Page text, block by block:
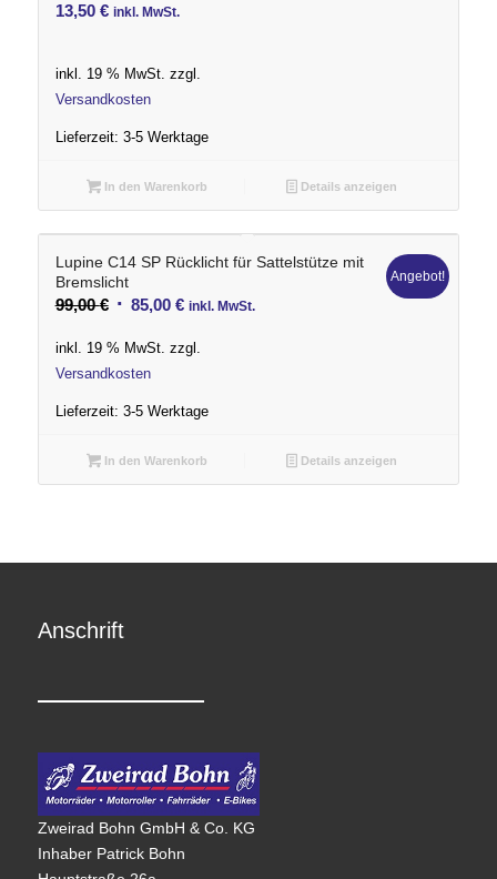
13,50 € inkl. MwSt.
inkl. 19 % MwSt. zzgl.
Versandkosten
Lieferzeit: 3-5 Werktage
In den Warenkorb Details anzeigen
Lupine C14 SP Rücklicht für Sattelstütze mit
Bremslicht
99,00€ Ursprünglicher
war:
99,00 €
85,00 €Aktueller
ist:
inkl. MwSt.
Angebot!
inkl. 19 % MwSt. zzgl.
Versandkosten
Lieferzeit: 3-5 Werktage
In den Warenkorb Details anzeigen
Anschrift
Zweirad Bohn GmbH & Co. KG
Inhaber Patrick Bohn